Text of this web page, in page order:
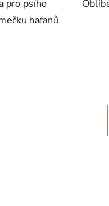
pro psího
hafanů